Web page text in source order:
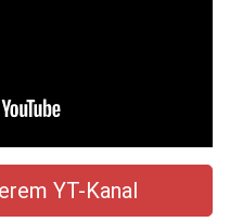
YT-Kanal